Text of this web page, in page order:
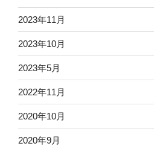
2023年11月
2023年10月
2023年5月
2022年11月
2020年10月
2020年9月